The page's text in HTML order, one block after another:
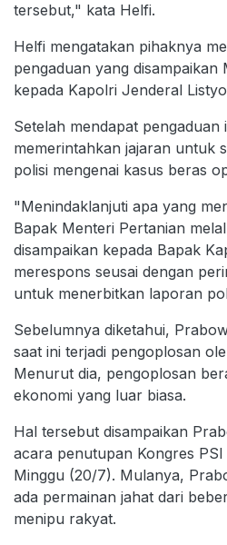
tersebut," kata Helfi.
Helfi mengatakan pihaknya
pengaduan yang disampaikan
kepada Kapolri Jenderal
Setelah mendapat pengaduan
memerintahkan jajaran untuk
polisi mengenai kasus beras
"Menindaklanjuti apa yang
Bapak Menteri Pertanian
disampaikan kepada Bapak
merespons seusai dengan
untuk menerbitkan laporan
Sebelumnya diketahui,
saat ini terjadi pengoplosan
Menurut dia, pengoplosan
ekonomi yang luar biasa.
Hal tersebut disampaikan
acara penutupan Kongres
Minggu (20/7). Mulanya,
ada permainan jahat dari
menipu rakyat.